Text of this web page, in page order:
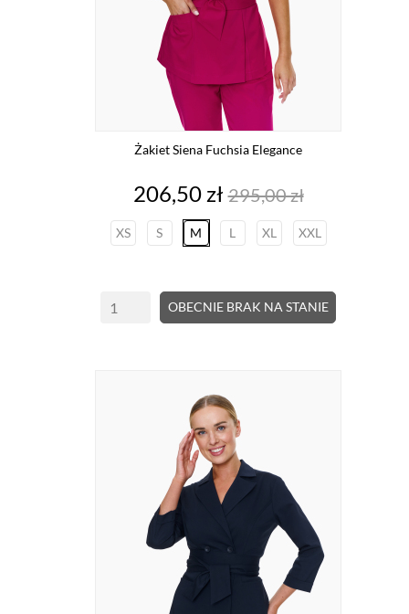
Żakiet Siena Fuchsia Elegance
Cena
206,50 złCena
podstawowa
295,00 zł
XS S M L XL XXL
OBECNIE BRAK NA STANIE